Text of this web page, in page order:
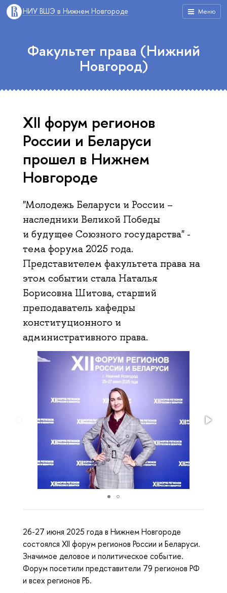
Меню
НИУ ВШЭ в Нижнем Новгороде
Факультет права (Нижний
Новгород)
XII форум регионов
России и Беларуси
прошел в Нижнем
Новгороде
"Молодежь Беларуси и России –
наследники Великой Победы
и будущее Союзного государства" -
тема форума 2025 года.
Представителем факультета права на
этом событии стала Наталья
Борисовна Шитова, старший
преподаватель кафедры
конституционного и
административного права.
26-27 июня 2025 года в Нижнем Новгороде
состоялся XII форум регионов России и Беларуси.
Значимое деловое и политическое событие.
Форум посетили представители 79 регионов РФ
и всех регионов РБ.